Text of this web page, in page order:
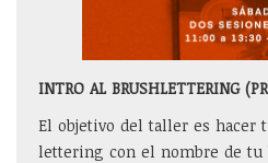
INTRO AL BRUSHLETTERING
El objetivo del taller es hacer
lettering con el nombre de tu